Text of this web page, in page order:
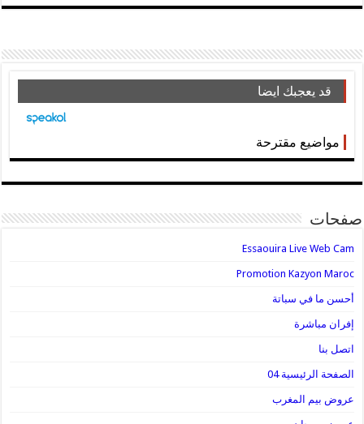
قد يعجبك ايضا
مواضيع مقترحة
صفحات
Essaouira Live Web Cam
Promotion Kazyon Maroc
أحسن ما في سباتة
إفران مباشرة
اتصل بنا
الصفحة الرئيسية 04
عروض بيم المغرب